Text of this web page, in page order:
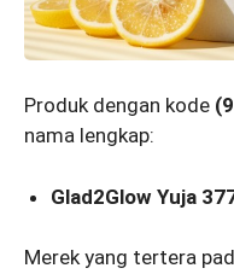
Produk dengan kode
nama lengkap:
Glad2Glow Yuja
Merek yang tertera